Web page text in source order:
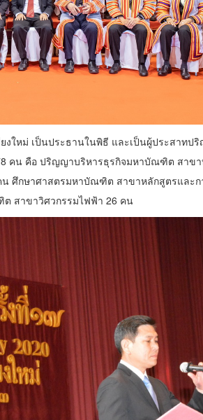
ใหม่ เป็นประธานในพิธี และเป็นผู้ประสาทป
คือ ปริญญาบริหารธุรกิจมหาบัณฑิต สาขา
ศึกษาศาสตรมหาบัณฑิต สาขาหลักสูตรและ
สาขาวิศวกรรมไฟฟ้า 26 คน